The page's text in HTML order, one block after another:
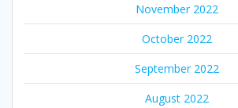
November 2022
October 2022
September 2022
August 2022